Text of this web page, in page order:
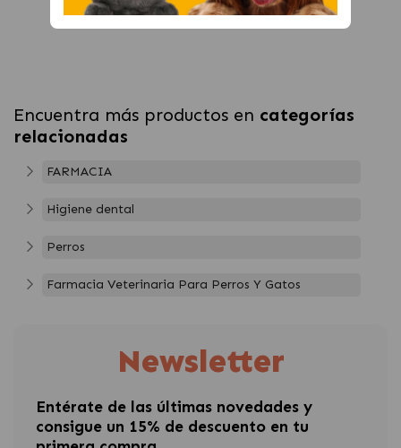
Encuentra más productos en categorías
relacionadas
FARMACIA
Higiene dental
Perros
Farmacia Veterinaria Para Perros Y Gatos
Newsletter
Entérate de las últimas novedades y
consigue un 15% de descuento en tu